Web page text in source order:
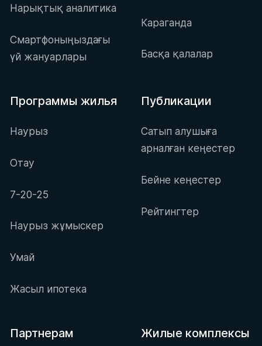
Нарықтық аналитика
Смартфоныңыздағы
үй жануарлары
Караганда
Басқа қалалар
Программы жилья
Наурыз
Отау
7-20-25
Наурыз жұмыскер
Умай
Жасыл ипотека
Публикации
Сатып алушыға
арналған кеңестер
Бейне кеңестер
Рейтингтер
Партнерам Жилые комплексы